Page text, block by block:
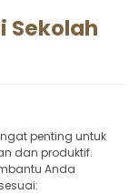
Sekolah
penting untuk
dan produktif.
Anda